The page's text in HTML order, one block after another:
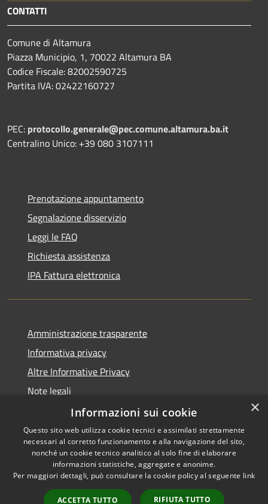
CONTATTI
Comune di Altamura
Piazza Municipio, 1, 70022 Altamura BA
Codice Fiscale: 82002590725
Partita IVA: 02422160727
PEC: protocollo.generale@pec.comune.altamura.ba.it
Centralino Unico: +39 080 3107111
Prenotazione appuntamento
Segnalazione disservizio
Leggi le FAQ
Richiesta assistenza
IPA Fattura elettronica
Amministrazione trasparente
Informativa privacy
Altre Informative Privacy
Note legali
Dichiarazione di accessibilità
RSS
Accessibilità
Copyright © 2026 • Comune di
Municipium• Accesso
×
Informazioni sui cookie
Questo sito web utilizza cookie tecnici e assimilati strettamente
necessari al corretto funzionamento e alla navigazione del sito,
nonché un cookie tecnico analitico al solo fine di elaborare
informazioni statistiche, aggregate e anonime.
Per maggiori dettagli, può consultare la cookie policy al seguente link
ACCETTA TUTTO RIFIUTA TUTTO